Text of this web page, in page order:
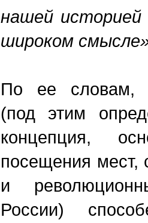
нашей историей
широком
По ее словам,
(под этим
концепция,
посещения мест,
и
России)